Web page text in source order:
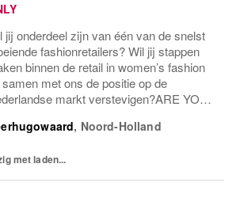
jij onderdeel zijn van één van de snelst
fashionretailers? Wil jij stappen
binnen de retail in women’s fashion
met ons de positie op de
markt verstevigen?ARE YOU
in Heerhugowaard zijn we op zoek
, Noord-Holland
met laden...